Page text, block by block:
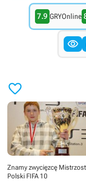
7.9 GRYOnline


Znamy zwycięzcę
Polski FIFA 10